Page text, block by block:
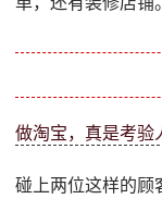
做淘宝，真是考验
碰上两位这样的顾